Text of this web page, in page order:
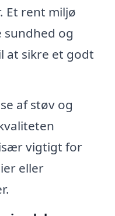
Et rent miljø
og
at sikre et godt
af støv og
vigtigt for
eller